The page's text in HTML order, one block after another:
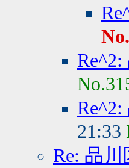
21:33
Re: 品